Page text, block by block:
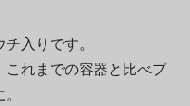
入りです。
れまでの容器と比べプ